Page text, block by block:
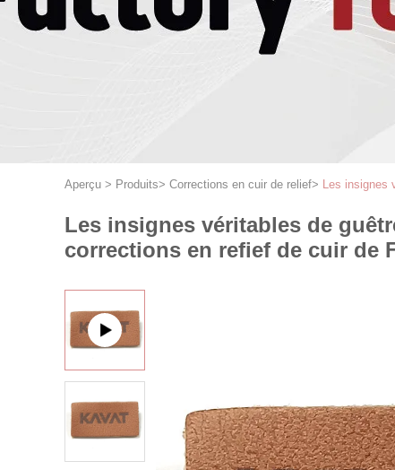
Aperçu > Produits> Corrections en cuir de relief> Les insignes
Les insignes véritables de
corrections en refief de cuir de